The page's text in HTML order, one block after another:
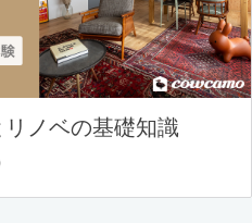
ノベの基礎知識